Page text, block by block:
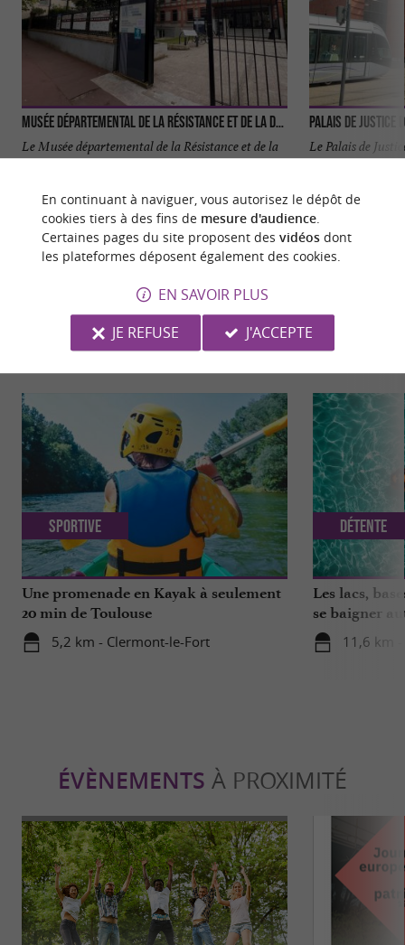
Musée Départemental de la Résistance et de la Déportation
Le Musée départemental de la Résistance et de la
Déportation (MDR&D) de Toulouse est un lieu de
10,3 km - Toulouse
Palais de justice
Le Palais de
architectural qui
NOUS AVONS TESTÉPOUR VOUS
Une promenade en Kayak à seulement
20 min de Toulouse
5,2 km - Clermont-le-Fort
Sportive
Les lacs,
se baigner
11,6 km
Détente
ÉVÈNEMENTS À PROXIMITÉ
En continuant à naviguer, vous autorisez le dépôt de
cookies tiers à des fins de mesure d'audience.
Certaines pages du site proposent des vidéosdont
les plateformes déposent également des cookies.
EN SAVOIR PLUS
JE REFUSE
J'ACCEPTE